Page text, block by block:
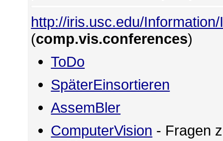
http://iris.usc.edu/
(comp.vis.conferences)
ToDo
SpäterEinsortieren
AssemBler
ComputerVision - Fragen